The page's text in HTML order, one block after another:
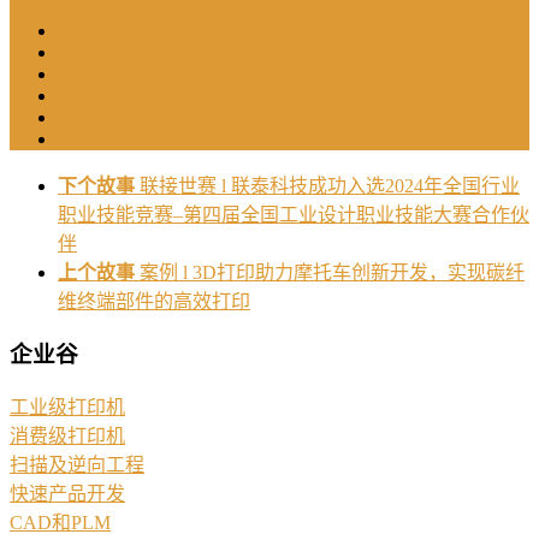
下个故事 联接世赛 l 联泰科技成功入选2024年全国行业
职业技能竞赛–第四届全国工业设计职业技能大赛合作伙
伴
上个故事 案例 l 3D打印助力摩托车创新开发，实现碳纤
维终端部件的高效打印
企业谷
工业级打印机
消费级打印机
扫描及逆向工程
快速产品开发
CAD和PLM